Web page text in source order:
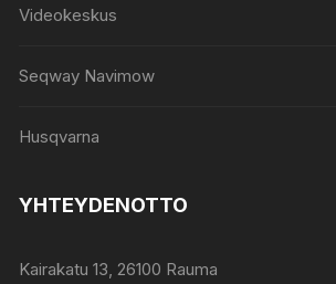
Videokeskus
Seqway Navimow
Husqvarna
YHTEYDENOTTO
Kairakatu 13, 26100 Rauma